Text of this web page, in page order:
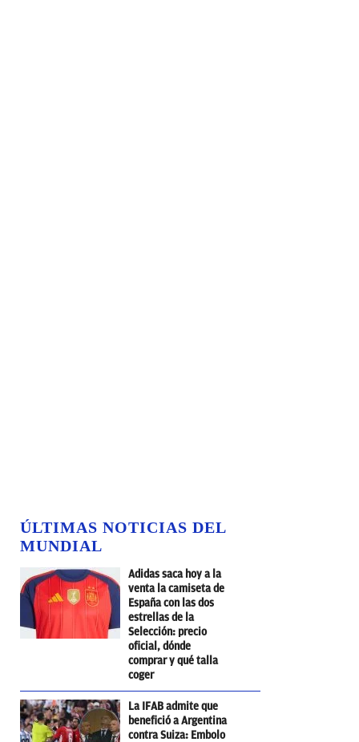
ÚLTIMAS NOTICIAS DEL
MUNDIAL
Adidas saca hoy a la
venta la camiseta de
España con las dos
estrellas de la
Selección: precio
oficial, dónde
comprar y qué talla
coger
La IFAB admite que
benefició a Argentina
contra Suiza: Embolo